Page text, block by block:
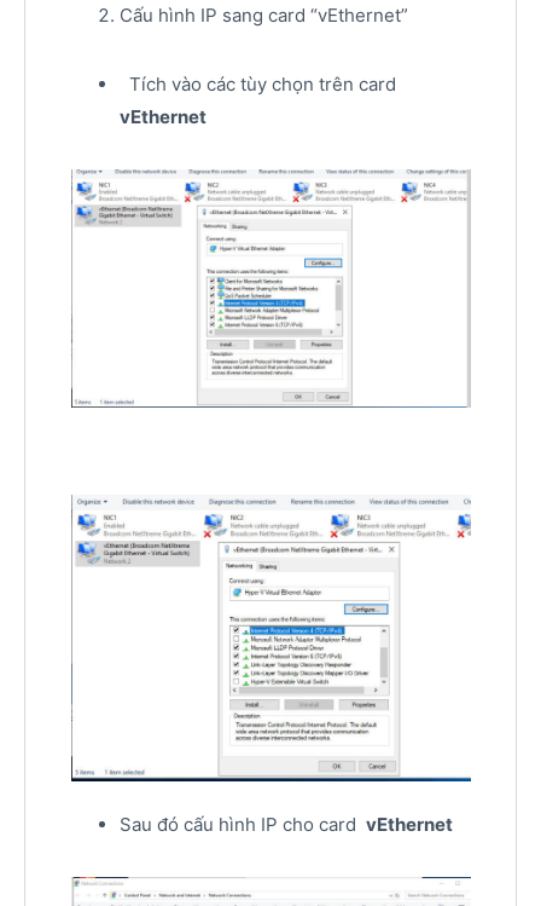
Cấu hình IP sang card “vEthernet”
Tích vào các tùy chọn trên card
vEthernet
Sau đó cấu hình IP cho card vEthernet